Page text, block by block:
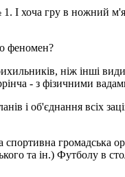
І хоча гру в ножний
феномен?
ніж інші
- з фізичними
і об'єднання
громадська
та ін.) Футболу в